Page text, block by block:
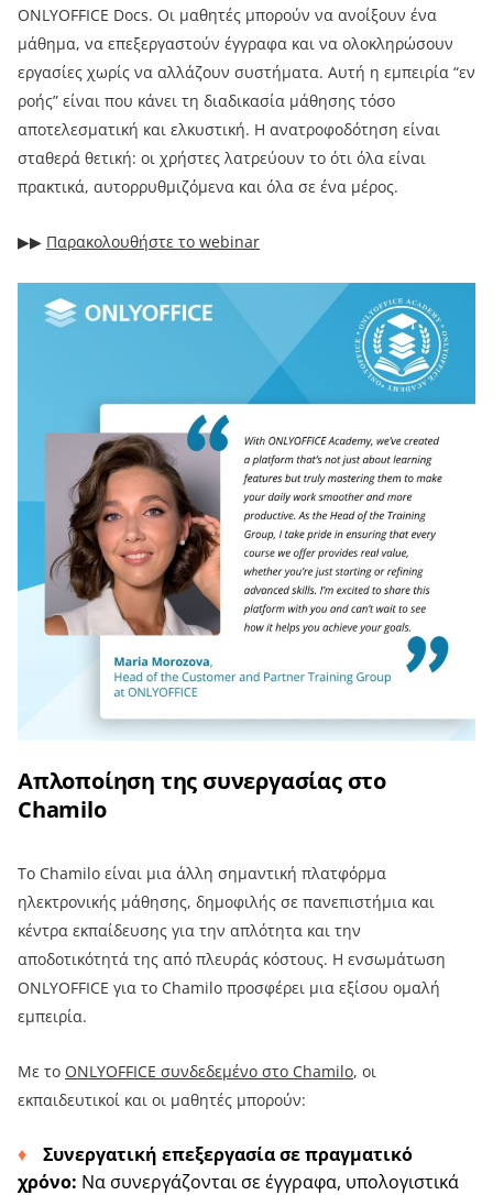
ONLYOFFICE Docs. Οι μαθητές μπορούν να ανοίξουν ένα
μάθημα, να επεξεργαστούν έγγραφα και να ολοκληρώσουν
εργασίες χωρίς να αλλάζουν συστήματα. Αυτή η εμπειρία “εν
ροής” είναι που κάνει τη διαδικασία μάθησης τόσο
αποτελεσματική και ελκυστική. Η ανατροφοδότηση είναι
σταθερά θετική: οι χρήστες λατρεύουν το ότι όλα είναι
πρακτικά, αυτορρυθμιζόμενα και όλα σε ένα μέρος.
▶︎▶︎ Παρακολουθήστε το webinar
Απλοποίηση της συνεργασίας στο
Chamilo
Το Chamilo είναι μια άλλη σημαντική πλατφόρμα
ηλεκτρονικής μάθησης, δημοφιλής σε πανεπιστήμια και
κέντρα εκπαίδευσης για την απλότητα και την
αποδοτικότητά της από πλευράς κόστους. Η ενσωμάτωση
ONLYOFFICE για το Chamilo προσφέρει μια εξίσου ομαλή
εμπειρία.
Με το ONLYOFFICE συνδεδεμένο στο Chamilo, οι
εκπαιδευτικοί και οι μαθητές μπορούν:
Συνεργατική επεξεργασία σε πραγματικό
χρόνο: Να συνεργάζονται σε έγγραφα, υπολογιστικά